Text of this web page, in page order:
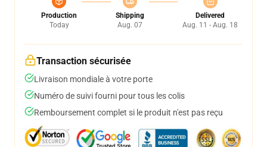
Production
Today
Shipping
Aug. 07
Delivered
Aug. 11 - Aug. 18
Transaction sécurisée
Livraison mondiale à votre porte
Numéro de suivi fourni pour tous les colis
Remboursement complet si le produit n'est pas reçu